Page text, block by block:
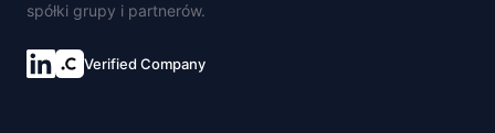
spółki grupy i partnerów.
Połącz się na LinkedIn
Verified Company